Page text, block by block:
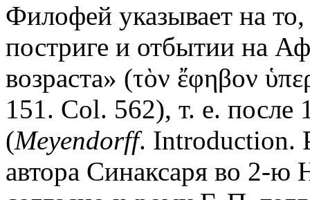
Филофей указывает на
постриге и отбытии на
возраста» (τὸν ἔφηβον
151. Col. 562), т. е.
(Meyendorff. Introduction.
автора Синаксаря во 2-ю